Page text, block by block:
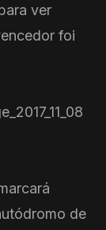
ver
foi
de